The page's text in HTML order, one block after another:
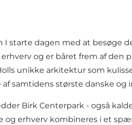
starte dagen med at besøge
og er båret frem af den
unikke arkitektur som
samtidens største danske og
Birk Centerpark - også
og erhverv kombineres i et